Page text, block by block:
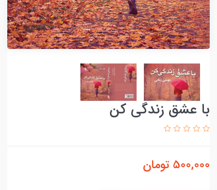
با عشق زندگی کن
500,000 تومان